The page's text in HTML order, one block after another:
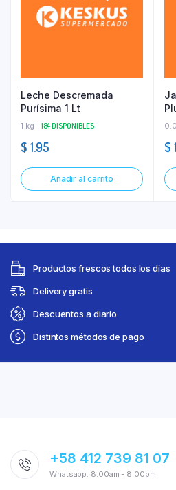
Leche Descremada
Purísima 1 Lt
1 kg 184 DISPONIBLES
$ 1.95
Añadir al carrito
$
Productos frescos todos los días
Delivery gratis
Descuentos a diario
Distintos métodos de pago
+58 412 739 81 07
Whatsapp: 8:00am - 8:00pm